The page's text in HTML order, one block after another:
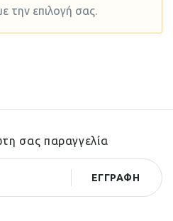
την επιλογή σας.
σας παραγγελία